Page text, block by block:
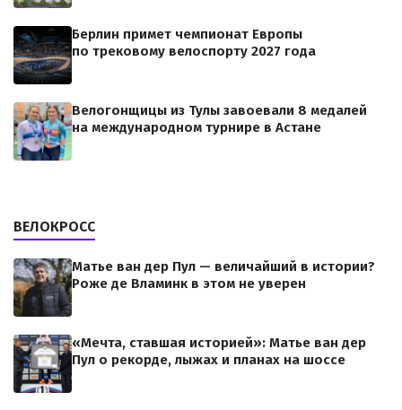
Берлин примет чемпионат Европы
по трековому велоспорту 2027 года
Велогонщицы из Тулы завоевали 8 медалей
на международном турнире в Астане
ВЕЛОКРОСС
Матье ван дер Пул — величайший в истории?
Роже де Вламинк в этом не уверен
«Мечта, ставшая историей»: Матье ван дер
Пул о рекорде, лыжах и планах на шоссе